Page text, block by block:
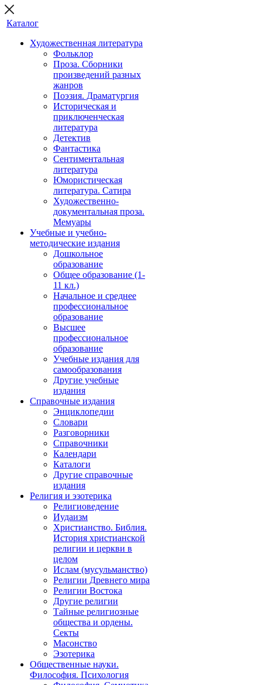
Каталог
Художественная литература
Фольклор
Проза. Сборники
произведений разных
жанров
Поэзия. Драматургия
Историческая и
приключенческая
литература
Детектив
Фантастика
Сентиментальная
литература
Юмористическая
литература. Сатира
Художественно-
документальная проза.
Мемуары
Учебные и учебно-
методические издания
Дошкольное
образование
Общее образование (1-
11 кл.)
Начальное и среднее
профессиональное
образование
Высшее
профессиональное
образование
Учебные издания для
самообразования
Другие учебные
издания
Справочные издания
Энциклопедии
Словари
Разговорники
Справочники
Календари
Каталоги
Другие справочные
издания
Религия и эзотерика
Религиоведение
Иудаизм
Христианство. Библия.
История христианской
религии и церкви в
целом
Ислам (мусульманство)
Религии Древнего мира
Религии Востока
Другие религии
Тайные религиозные
общества и ордены.
Секты
Масонство
Эзотерика
Общественные науки.
Философия. Психология